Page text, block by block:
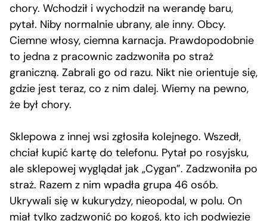
chory. Wchodził i wychodził na werandę baru,
pytał. Niby normalnie ubrany, ale inny. Obcy.
Ciemne włosy, ciemna karnacja. Prawdopodobnie
to jedna z pracownic zadzwoniła po straż
graniczną. Zabrali go od razu. Nikt nie orientuje się,
gdzie jest teraz, co z nim dalej. Wiemy na pewno,
że był chory.
Sklepowa z innej wsi zgłosiła kolejnego. Wszedł,
chciał kupić kartę do telefonu. Pytał po rosyjsku,
ale sklepowej wyglądał jak „Cygan”. Zadzwoniła po
straż. Razem z nim wpadła grupa 46 osób.
Ukrywali się w kukurydzy, nieopodal, w polu. On
miał tylko zadzwonić po kogoś, kto ich podwiezie